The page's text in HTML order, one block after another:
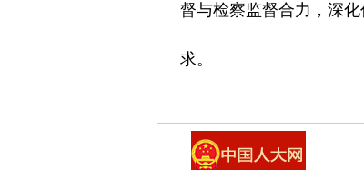
督与检察监督合力，深
求。